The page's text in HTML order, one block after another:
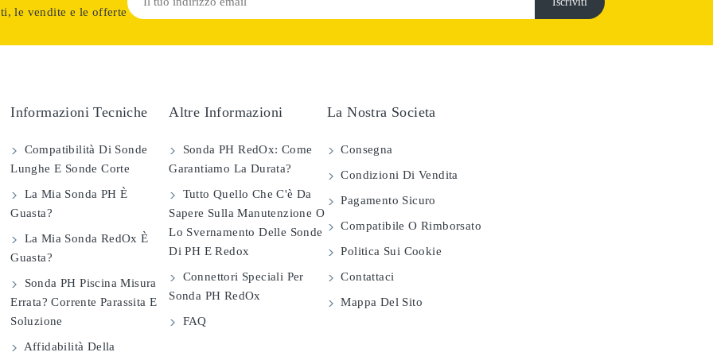
le vendite e le offerte
Informazioni Tecniche
Compatibilità Di Sonde
Lunghe E Sonde Corte
La Mia Sonda PH È
Guasta?
La Mia Sonda RedOx È
Guasta?
Sonda PH Piscina Misura
Errata? Corrente Parassita E
Soluzione
Affidabilità Della
Altre Informazioni
Sonda PH RedOx: Come
Garantiamo La Durata?
Tutto Quello Che C'è Da
Sapere Sulla Manutenzione O
Lo Svernamento Delle Sonde
Di PH E Redox
Connettori Speciali Per
Sonda PH RedOx
FAQ
La Nostra Societa
Consegna
Condizioni Di Vendita
Pagamento Sicuro
Compatibile O Rimborsato
Politica Sui Cookie
Contattaci
Mappa Del Sito